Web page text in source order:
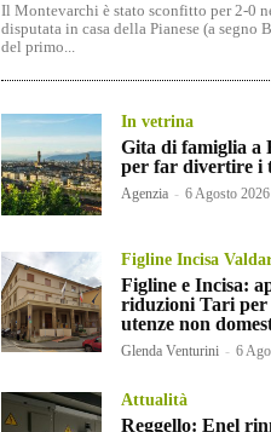
Il Montevarchi è stato sconfitto per 2-0
disputata in casa della Pianese (a
del primo...
In vetrina
Gita di famiglia a
per far divertire i
Agenzia - 6 Agosto 2026
Figline Incisa
Figline e Incisa:
riduzioni Tari per
utenze non
Glenda Venturini - 6
Attualità
Reggello: Enel